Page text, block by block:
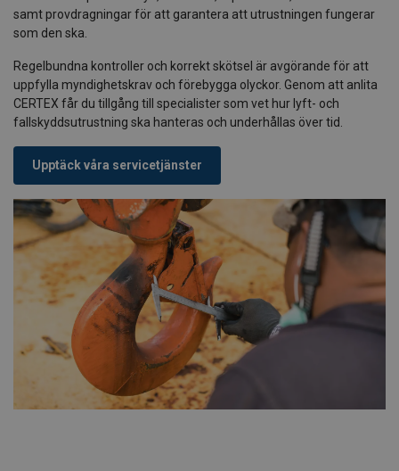
samt provdragningar för att garantera att utrustningen fungerar
som den ska.
Regelbundna kontroller och korrekt skötsel är avgörande för att
uppfylla myndighetskrav och förebygga olyckor. Genom att anlita
CERTEX får du tillgång till specialister som vet hur lyft- och
fallskyddsutrustning ska hanteras och underhållas över tid.
Upptäck våra servicetjänster